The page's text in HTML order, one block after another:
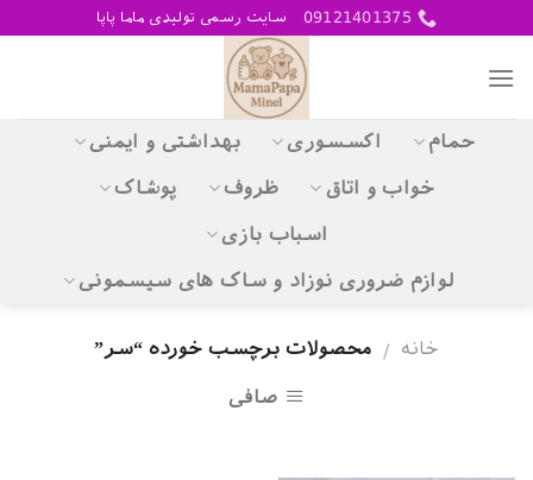
content
09121401375 سایت رسمی تولیدی ماما پاپا
حمام اکسسوری بهداشتی و ایمنی
خواب و اتاق ظروف پوشاک
اسباب بازی
لوازم ضروری نوزاد و ساک های سیسمونی
خانه / محصولات برچسب خورده “سر”
صافی